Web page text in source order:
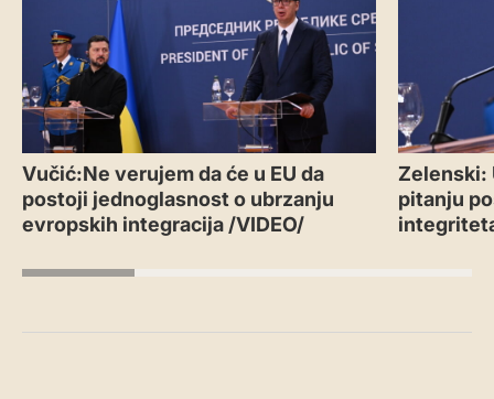
Vučić:Ne verujem da će u EU da
postoji jednoglasnost o ubrzanju
evropskih integracija /VIDEO/
Zelenski:
pitanju